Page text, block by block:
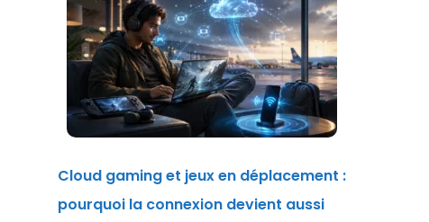
Cloud gaming et jeux en déplacement :
pourquoi la connexion devient aussi